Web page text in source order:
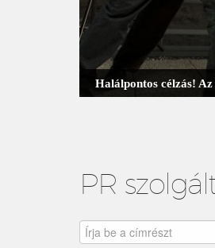
Halálpontos célzás!
PR
Írja be a címrészt